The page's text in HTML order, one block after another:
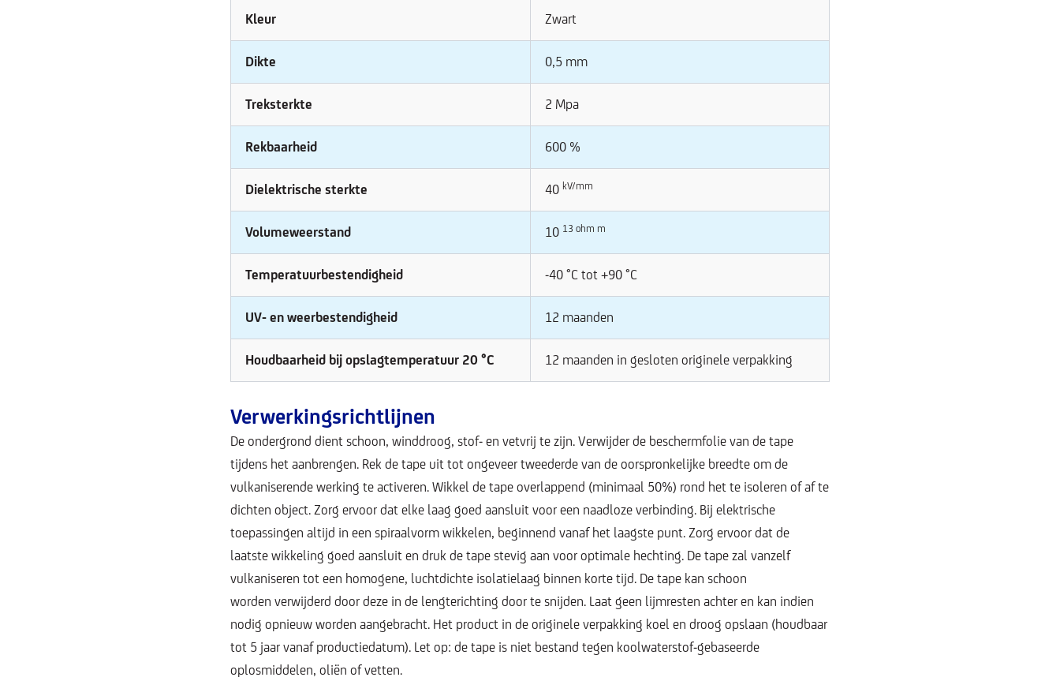
Kleur Zwart
Dikte 0,5 mm
Treksterkte 2 Mpa
Rekbaarheid 600 %
Dielektrische sterkte 40 kV/mm
Volumeweerstand 10 13 ohm m
Temperatuurbestendigheid -40 °C tot +90 °C
UV- en weerbestendigheid 12 maanden
Houdbaarheid bij opslagtemperatuur 20 °C 12 maanden in gesloten originele verpakking
Verwerkingsrichtlijnen
De ondergrond dient schoon, winddroog, stof- en vetvrij te zijn. Verwijder de beschermfolie van de tape
tijdens het aanbrengen. Rek de tape uit tot ongeveer tweederde van de oorspronkelijke breedte om de
vulkaniserende werking te activeren. Wikkel de tape overlappend (minimaal 50%) rond het te isoleren of af te
dichten object. Zorg ervoor dat elke laag goed aansluit voor een naadloze verbinding. Bij elektrische
toepassingen altijd in een spiraalvorm wikkelen, beginnend vanaf het laagste punt. Zorg ervoor dat de
laatste wikkeling goed aansluit en druk de tape stevig aan voor optimale hechting. De tape zal vanzelf
vulkaniseren tot een homogene, luchtdichte isolatielaag binnen korte tijd. De tape kan schoon
worden verwijderd door deze in de lengterichting door te snijden. Laat geen lijmresten achter en kan indien
nodig opnieuw worden aangebracht. Het product in de originele verpakking koel en droog opslaan (houdbaar
tot 5 jaar vanaf productiedatum). Let op: de tape is niet bestand tegen koolwaterstof-gebaseerde
oplosmiddelen, oliën of vetten.